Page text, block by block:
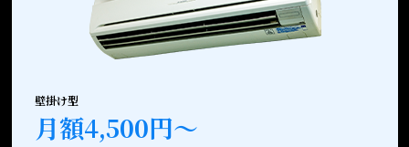
壁掛け型
月額4,500円～